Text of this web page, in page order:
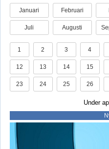
Januari Februari
Juli Augusti
1 2 3 4
12 13 14 15
23 24 25 26
Under